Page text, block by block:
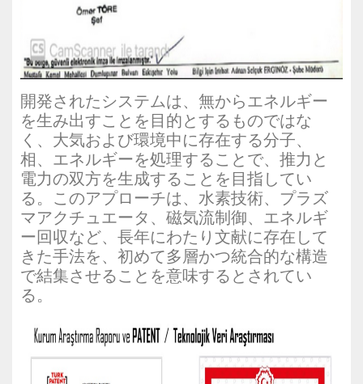
開発されたシステムは、無からエネルギー
を生み出すことを目的とするものではな
く、大気および環境中に存在する分子、
相、エネルギーを処理することで、推力と
電力の双方を生成することを目指してい
る。このアプローチは、水素技術、プラズ
マアクチュエータ、磁気流制御、エネルギ
ー回収など、長年にわたり文献に存在して
きた手法を、初めて多層かつ統合的な構造
で結集させることを意味するとされてい
る。